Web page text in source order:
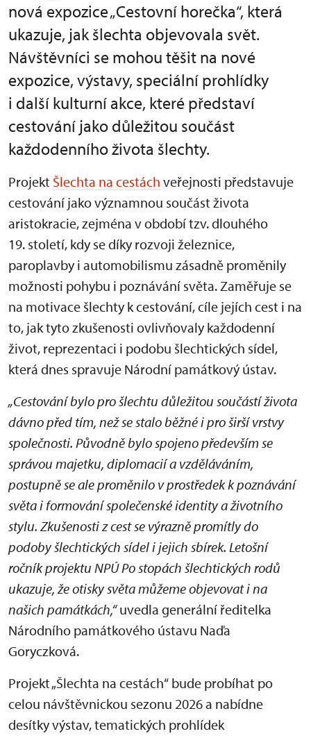
nová expozice „Cestovní horečka“, která
ukazuje, jak šlechta objevovala svět.
Návštěvníci se mohou těšit na nové
expozice, výstavy, speciální prohlídky
i další kulturní akce, které představí
cestování jako důležitou součást
každodenního života šlechty.
Projekt Šlechta na cestách veřejnosti představuje
cestování jako významnou součást života
aristokracie, zejména v období tzv. dlouhého
19. století, kdy se díky rozvoji železnice,
paroplavby i automobilismu zásadně proměnily
možnosti pohybu i poznávání světa. Zaměřuje se
na motivace šlechty k cestování, cíle jejích cest i na
to, jak tyto zkušenosti ovlivňovaly každodenní
život, reprezentaci i podobu šlechtických sídel,
která dnes spravuje Národní památkový ústav.
„Cestování bylo pro šlechtu důležitou součástí života
dávno před tím, než se stalo běžné i pro širší vrstvy
společnosti. Původně bylo spojeno především se
správou majetku, diplomacií a vzděláváním,
postupně se ale proměnilo v prostředek k poznávání
světa i formování společenské identity a životního
stylu. Zkušenosti z cest se výrazně promítly do
podoby šlechtických sídel i jejich sbírek. Letošní
ročník projektu NPÚ Po stopách šlechtických rodů
ukazuje, že otisky světa můžeme objevovat i na
našich památkách,“uvedla generální ředitelka
Národního památkového ústavu Naďa
Goryczková.
Projekt „Šlechta na cestách“ bude probíhat po
celou návštěvnickou sezonu 2026 a nabídne
desítky výstav, tematických prohlídek